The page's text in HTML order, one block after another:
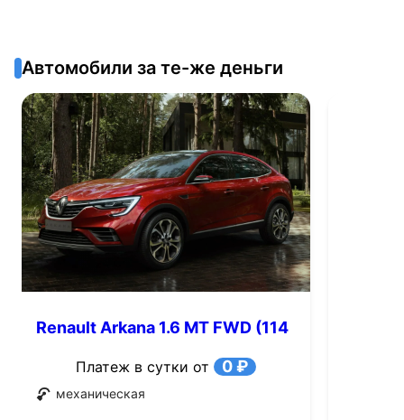
Автомобили за те-же деньги
Renault Arkana 1.6 MT FWD (114
Платеж в сутки от 0 ₽
механическая